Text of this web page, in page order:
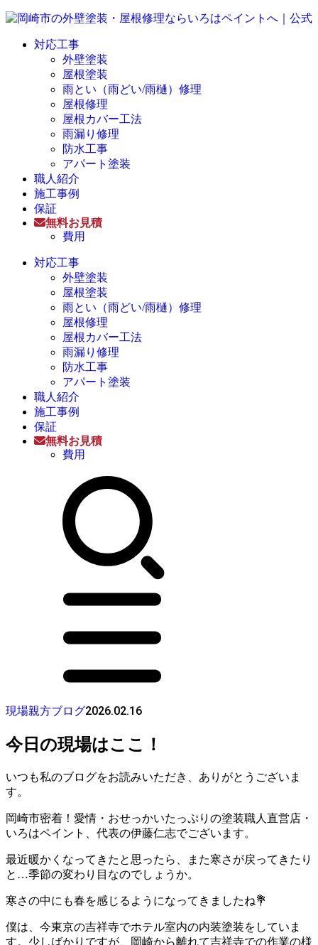
対応工事
外壁塗装
屋根塗装
雨とい（雨どい/雨樋）修理
屋根修理
屋根カバー工法
雨漏り修理
防水工事
アパート塗装
職人紹介
施工事例
保証
無料お見積
費用
対応工事
外壁塗装
屋根塗装
雨とい（雨どい/雨樋）修理
屋根修理
屋根カバー工法
雨漏り修理
防水工事
アパート塗装
職人紹介
施工事例
保証
無料お見積
費用
現場親方ブログ2026.02.16
今日の現場はここ！
いつも私のブログをお読みいただき、ありがとうございま
す。
岡崎市密着！愛情・おせっかいたっぷりの塗装職人直営店・
いろはペイント、代表の伊藤仁志でございます。
最近暖かくなってきたと思ったら、また寒さが戻ってきたり
と…季節の変わり目なのでしょうか。
寒さの中にも春を感じるようになってきましたね💐
僕は、今東京の吉祥寺でホテル室内の内装塗装をしていま
す。少しばかりですが、岡崎から離れて吉祥寺での作業の様